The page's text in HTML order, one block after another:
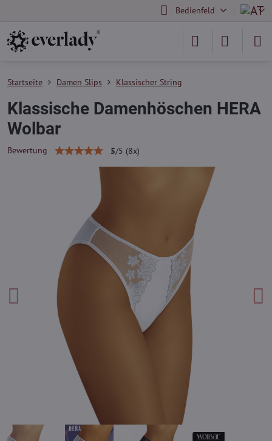
Bedienfeld
Startseite Damen Slips Klassischer String
Klassische Damenhöschen HERA
Wolbar
Bewertung 5/5 (8x)